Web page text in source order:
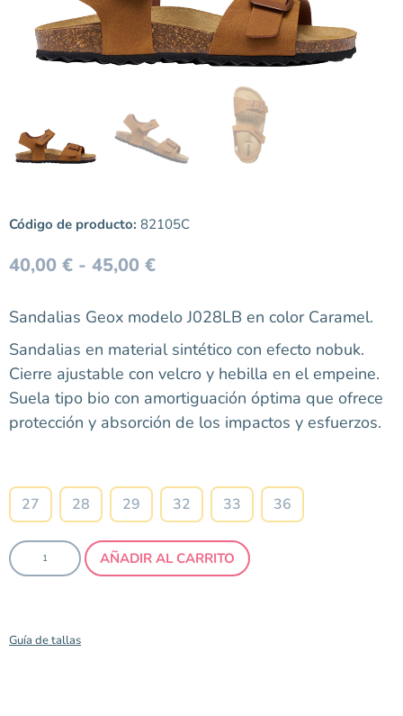
Código de producto: 82105C
40,00 € - 45,00 €
Sandalias Geox modelo J028LB en color Caramel.
Sandalias en material sintético con efecto nobuk.
Cierre ajustable con velcro y hebilla en el empeine.
Suela tipo bio con amortiguación óptima que ofrece
protección y absorción de los impactos y esfuerzos.
27 28 29 32 33 36
AÑADIR AL CARRITO
Guía de tallas